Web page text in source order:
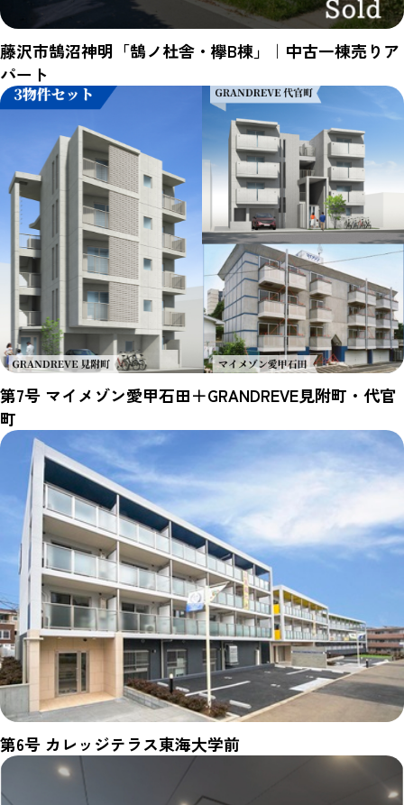
藤沢市鵠沼神明「鵠ノ杜舎・欅B棟」｜中古一棟売りア
パート
第7号 マイメゾン愛甲石田＋GRANDREVE見附町・代官
町
第6号 カレッジテラス東海大学前